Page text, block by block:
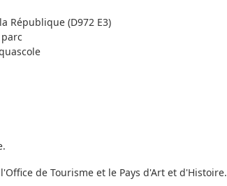
République (D972 E3)
de Tourisme et le Pays d'Art et d'Histoire.